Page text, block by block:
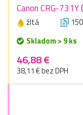
Canon CRG-
žltá
Skladom > 9 ks
46,88 €
38,11 € bez DPH